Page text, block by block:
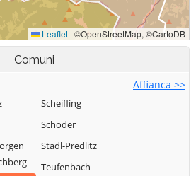
Comuni
Affianca >>
Scheifling
Schöder
Stadl-Predlitz
Teufenbach-